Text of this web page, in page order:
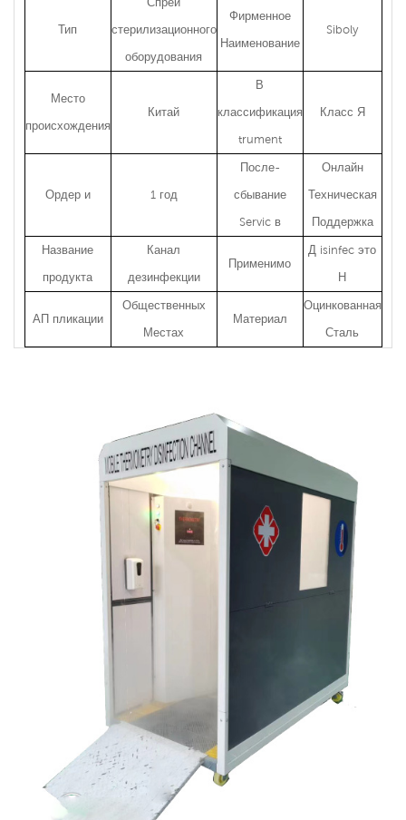
Тип
стерилизационного
оборудования
Фирменное
Наименование
Siboly
Место
происхождения
Китай
В
классификация
trument
Класс Я
Ордери 1 год
После-
сбывание
Servicв
Онлайн
Техническая
Поддержка
Название
продукта
Канал
дезинфекции
Применимо
Д isinfec это
Н
АП пликации
Общественных
Местах
Материал
Оцинкованная
Сталь